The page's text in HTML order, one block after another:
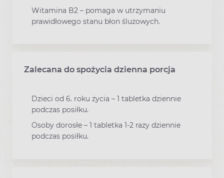
Witamina B2 – pomaga w utrzymaniu
prawidłowego stanu błon śluzowych.
Zalecana do spożycia dzienna porcja
Dzieci od 6. roku życia – 1 tabletka dziennie
podczas posiłku.
Osoby dorosłe – 1 tabletka 1-2 razy dziennie
podczas posiłku.